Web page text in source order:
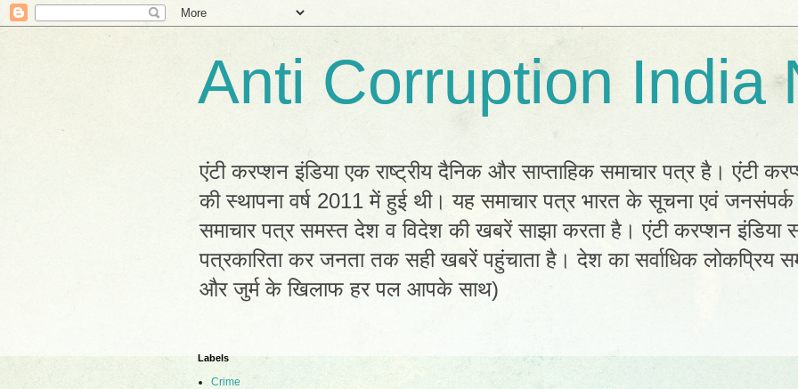
Anti Corruption India
एंटी करप्शन इंडिया एक राष्ट्रीय दैनिक और साप्ताहिक समाचार पत्र है। एंटी
की स्थापना वर्ष 2011 में हुई थी। यह समाचार पत्र भारत के सूचना एवं
समाचार पत्र समस्त देश व विदेश की खबरें साझा करता है। एंटी करप्शन इंडिया
पत्रकारिता कर जनता तक सही खबरें पहुंचाता है। देश का सर्वाधिक लोकप्रिय
और जुर्म के खिलाफ हर पल आपके साथ)
Labels
Crime